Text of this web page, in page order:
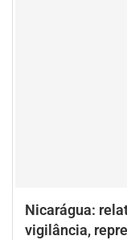
Nicarágua:
vigilância,